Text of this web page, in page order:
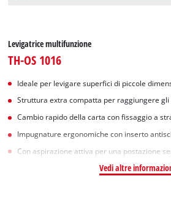
Levigatrice multifunzione
TH-OS 1016
Ideale per levigare superfici di piccole
Struttura extra compatta per raggiungere
Cambio rapido della carta con fissaggio a
Impugnature ergonomiche con inserto
Con aspirazione attiva per una postazione
Vedi altre